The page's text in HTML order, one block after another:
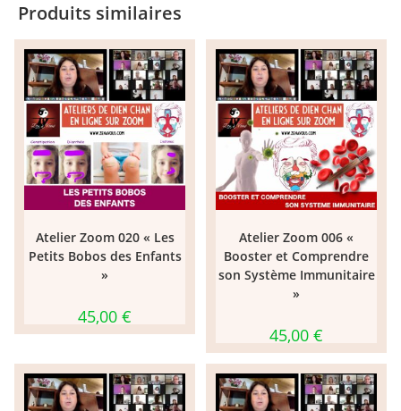
Produits similaires
Atelier Zoom 020 « Les
Petits Bobos des Enfants
»
45,00 €
Atelier Zoom 006 «
Booster et Comprendre
son Système Immunitaire
»
45,00 €